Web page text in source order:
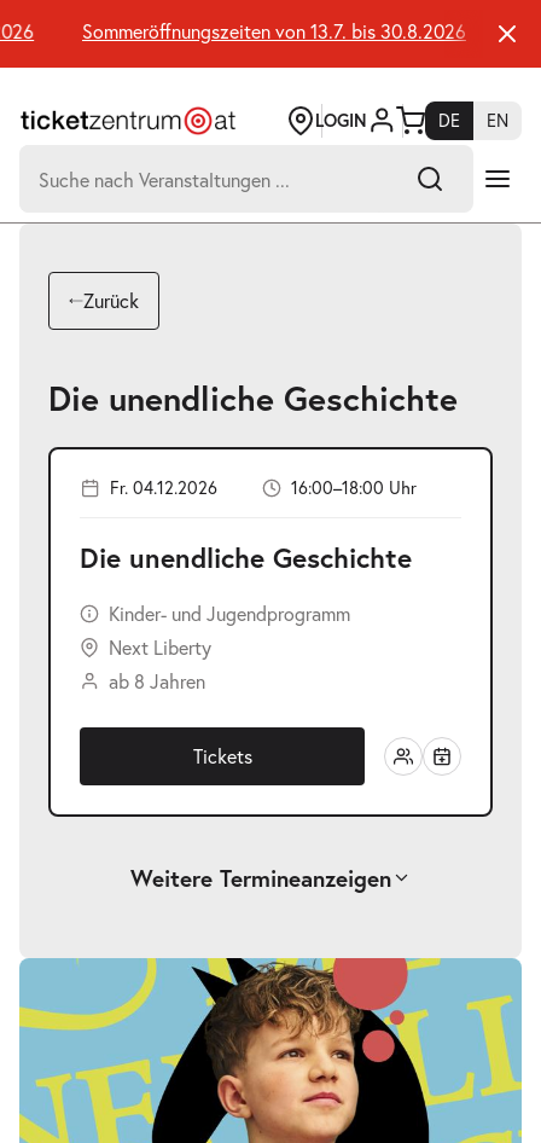
Seiteninhalt
springen
Sommeröffnungszeiten von 13.7. bis 30.8.2026
LOGIN DE
EN
nach:
Suchtreffer:
Zurück
Die unendliche Geschichte
Fr. 04.12.2026 16:00–18:00 Uhr
Die unendliche Geschichte
Kinder- und Jugendprogramm
Next Liberty
ab 8 Jahren
Tickets
Weitere Termineanzeigen
Die unendliche Geschichte-
25.09.2026
Fr. 25.09.2026
17:00–19:00 Uhr
Tickets